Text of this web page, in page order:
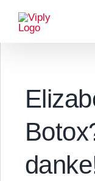
Inhalt
springen